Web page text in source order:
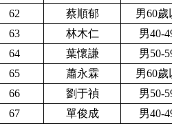
62
蔡順郁
男60歲
63
林木仁
男40-
64
葉懷謙
男50-
65
蕭永霖
男60歲
66
劉于禎
男50-
67
單俊成
男40-